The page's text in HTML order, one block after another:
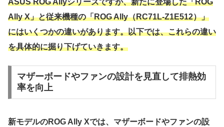
ASUS ROG Allyシリーズですが、新たに登場した「ROG
Ally X」と従来機種の「ROG Ally（RC71L-Z1E512）」
にはいくつかの違いがあります。以下では、これらの違い
を具体的に掘り下げていきます。
マザーボードやファンの設計を見直して排熱効
率を向上
新モデルのROG Ally Xでは、マザーボードやファンの設